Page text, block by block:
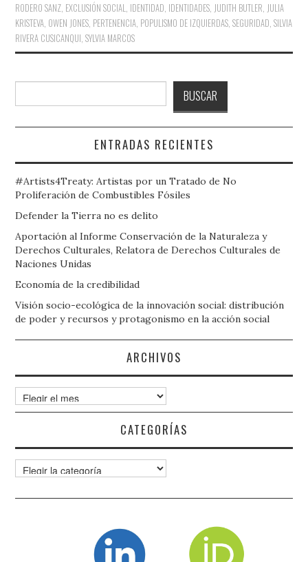
RODERO SANZ, EXCLUSIÓN SOCIAL, IDENTIDAD, IDENTIDADES, JUDITH BUTLER, JULIA
KRISTEVA, OWEN JONES, PERTENENCIA, POPULISMO DE IZQUIERDAS,SEGURIDAD,SILVIA
RIVERA CUSICANQUI,SYLVIA MARCOS
BUSCAR
ENTRADAS RECIENTES
#Artists4Treaty: Artistas por un Tratado de No
Proliferación de Combustibles Fósiles
Defender la Tierra no es delito
Aportación al Informe Conservación de la Naturaleza y
Derechos Culturales, Relatora de Derechos Culturales de
Naciones Unidas
Economía de la credibilidad
Visión socio-ecológica de la innovación social: distribución
de poder y recursos y protagonismo en la acción social
ARCHIVOS
Archivos
CATEGORÍAS
Categorías